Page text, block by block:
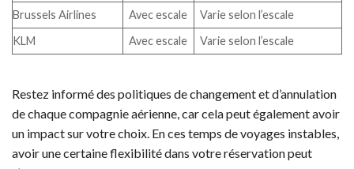
Brussels Airlines
Avec escale
Varie selon l’escale
KLM
Avec escale Varie selon l’escale
Restez informé des politiques de changement et d’annulation
de chaque compagnie aérienne, car cela peut également avoir
un impact sur votre choix. En ces temps de voyages instables,
avoir une certaine flexibilité dans votre réservation peut